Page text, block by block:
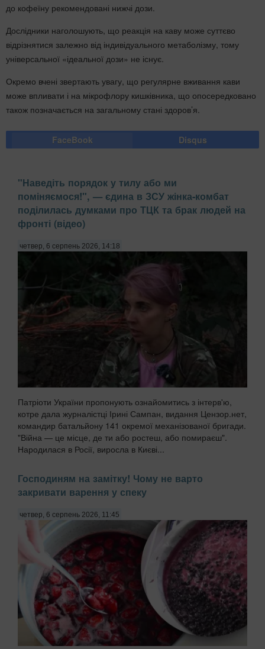
до кофеїну рекомендовані нижчі дози.
Дослідники наголошують, що реакція на каву може суттєво
відрізнятися залежно від індивідуального метаболізму, тому
універсальної «ідеальної дози» не існує.
Окремо вчені звертають увагу, що регулярне вживання кави
може впливати і на мікрофлору кишківника, що опосередковано
також позначається на загальному стані здоров’я.
FaceBook Disqus
"Наведіть порядок у тилу або ми
поміняємося!", — єдина в ЗСУ жінка-комбат
поділилась думками про ТЦК та брак людей на
фронті (відео)
четвер, 6 серпень 2026, 14:18
Патріоти України пропонують ознайомитись з інтерв'ю,
котре дала журналістці Ірині Сампан, видання Цензор.нет,
командир батальйону 141 окремої механізованої бригади.
"Війна — це місце, де ти або ростеш, або помираєш".
Народилася в Росії, виросла в Києві...
Господиням на замітку! Чому не варто
закривати варення у спеку
четвер, 6 серпень 2026, 11:45